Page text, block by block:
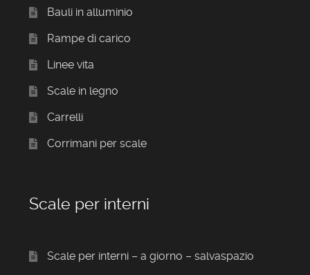
Bauli in alluminio
Rampe di carico
Linee vita
Scale in legno
Carrelli
Corrimani per scale
Scale per interni
Scale per interni – a giorno – salvaspazio